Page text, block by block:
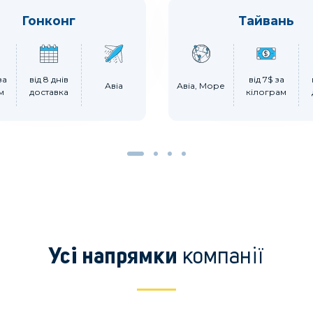
Гонконг
від 8 днів
доставка
Авіа
Тайвань
Авіа, Море
від 7$ за
кілограм
Усі напрямки компанії